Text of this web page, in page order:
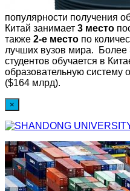
популярности получения
Китай занимает 3 место
также 2-е место по
лучших вузов мира. Более
студентов обучается в
образовательную систему
($164 млрд).
×